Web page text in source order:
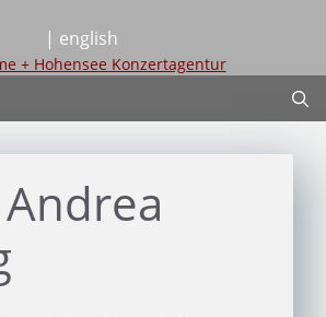
| english